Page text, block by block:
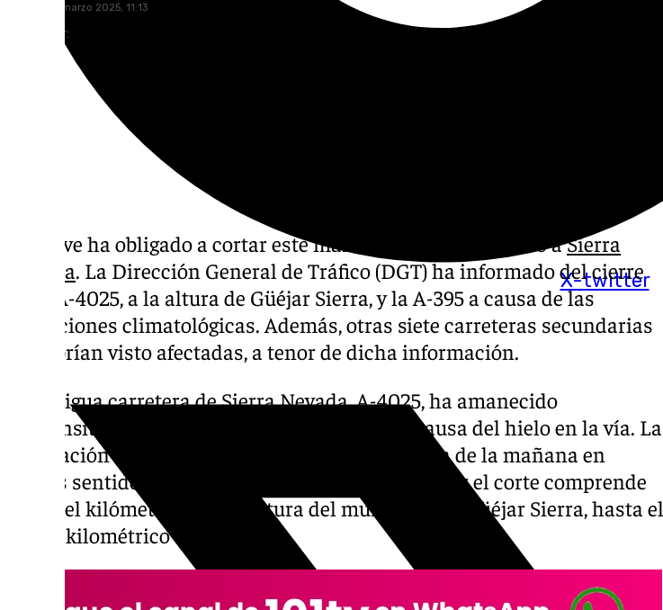
X-twitter
martes, 18 marzo 2025, 11:13
Compartir:
La nieve ha obligado a cortar este martes dos vías de acceso aSierra
Nevada. La Dirección General de Tráfico (DGT) ha informado del cierre
de la A-4025, a la altura de Güéjar Sierra, y la A-395 a causa de las
condiciones climatológicas. Además, otras siete carreteras secundarias
se habrían visto afectadas, a tenor de dicha información.
La antigua carretera de Sierra Nevada, A-4025, ha amanecido
«intransitable», según ha calificado la DGT, a causa del hielo en la vía. La
circulación ha sido interrumpida a primera hora de la mañana en
ambos sentidos. En concreto, el tramo afectado por el corte comprende
desde el kilómetro 0,5, a la altura del municipio de Güéjar Sierra, hasta el
punto kilométrico 7,35.